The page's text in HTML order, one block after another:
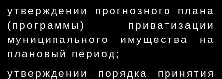
утверждении прогнозного плана
(программы) приватизации
муниципального имущества на
плановый период;
утверждении порядка принятия